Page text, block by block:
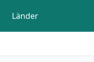
Länder